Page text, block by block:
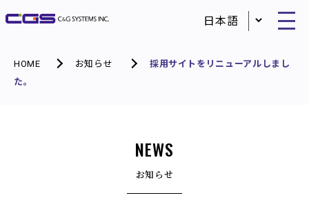
HOME お知らせ
採用サイトをリニューアルしまし
た。
NEWS
お知らせ